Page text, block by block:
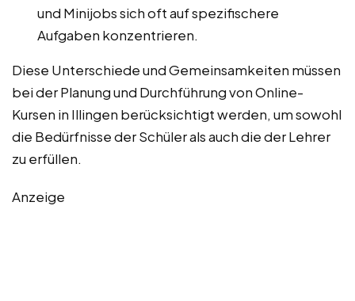
und Minijobs sich oft auf spezifischere
Aufgaben konzentrieren.
Diese Unterschiede und Gemeinsamkeiten müssen
bei der Planung und Durchführung von Online-
Kursen in Illingen berücksichtigt werden, um sowohl
die Bedürfnisse der Schüler als auch die der Lehrer
zu erfüllen.
Anzeige